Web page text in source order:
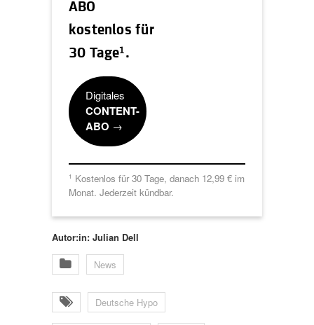
ABO
kostenlos für
30 Tage1 .
Digitales
CONTENT-
ABO →
1 Kostenlos für 30 Tage, danach 12,99 € im
Monat. Jederzeit kündbar.
Autor:in: Julian Dell
News
Deutsche Hypo